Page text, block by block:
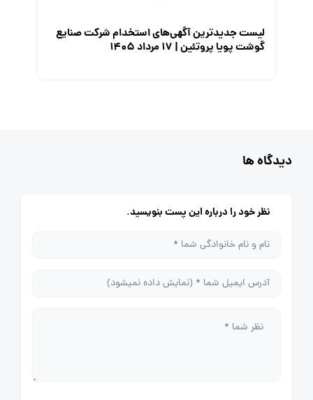
لیست جدیدترین آگهی‌های استخدام شرکت صنایع
گوشت پویا پروتئین | ۱۷ مرداد ۱۴۰۵
دیدگاه ها
نظر خود را درباره این پست بنویسید.